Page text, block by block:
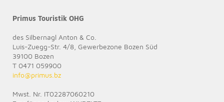
Primus Touristik OHG
des Silbernagl Anton & Co.
Luis-Zuegg-Str. 4/8, Gewerbezone Bozen Süd
39100 Bozen
T 0471 059900
info@primus.bz
Mwst. Nr. IT02287060210